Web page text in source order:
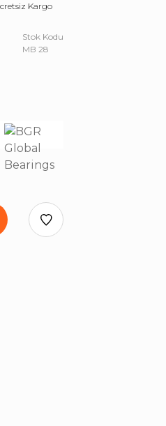
Kargo
Stok Kodu
MB 28